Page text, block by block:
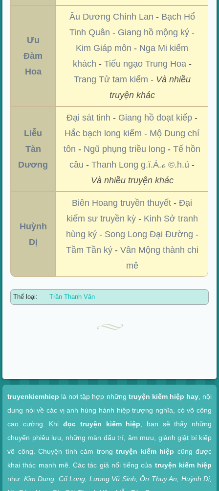
Ưu
Đàm
Hoa
Âu Dương Chính Lan - Bạch Hổ
Tinh Quân - Giang hồ mộng ký -
Kim Giáp môn - Nga Mi kiếm
khách - Tiếu ngạo Trung Hoa-
Trang Tử tam kiếm - Và nhiều
truyện khác
Liễu
Tàn
Dương
Đại sát tinh - Giang hồ đoạt kiếp -
Hắc bạch long kiếm - Mộ Dung chí
tôn - Ngũ phụng triều long -Tế hồn
câu -Thanh Long g.ï.Á.ℴ ©.h.ủ -
Và nhiều truyện khác
Huỳnh
Dị
Biên Hoang truyền thuyết -Đại
kiếm sư truyền kỳ- Kinh Sở tranh
hùng ký- Song Long Đại Đường -
Tầm Tần ký- Vân Mộng thành chi
mê
Thể loại: Trần Thanh Vân
truyenkiemhiep là nơi tập hợp những truyện kiếm hiệp hay, nội
dung nói về các vị anh hùng hành hiệp trượng nghĩa, có võ công
cao cường. Khiđọc truyện kiếm hiệp , bạn sẽ thấy những
chuyến phiêu lưu, những màn đấu trí, âm mưu, giành giật bí kiếp
võ công. Chuyện tình cảm trong truyện kiếm hiệp cũng được
khai thác mạnh mẽ. Các tác giả nổi tiếng của truyện kiếm hiệp
như: Kim Dung, Cổ Long, Lương Vũ Sinh, Ôn Thụy An, Huỳnh Dị,